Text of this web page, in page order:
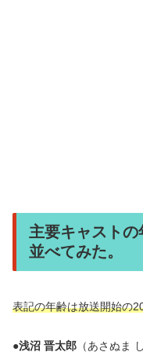
主要キャスト
並べてみた。
表記の年齢は放送開始の
●浅沼 晋太郎 （あさぬま